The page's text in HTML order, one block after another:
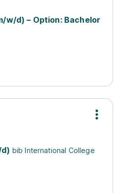
w/d) – Option: Bachelor
bib International College